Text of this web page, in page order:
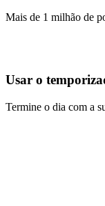
Mais de 1 milhão de
Usar o
Termine o dia com a